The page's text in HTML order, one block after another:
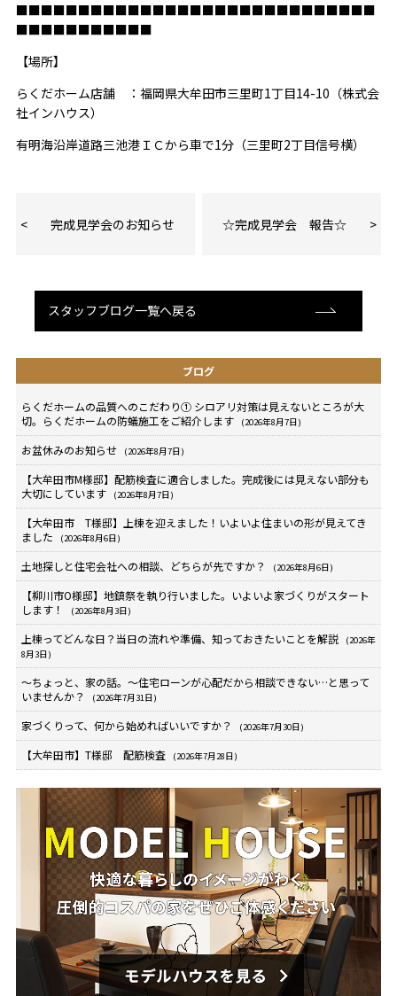
■■■■■■■■■■■■■■■■■■■■■■■■■■■■■
■■■■■■■■■■■
【場所】
らくだホーム店舗 ：福岡県大牟田市三里町1丁目14-10 （株式会
社インハウス）
有明海沿岸道路三池港ＩＣから車で1分（三里町2丁目信号横）
完成見学会のお知らせ ☆完成見学会 報告☆
スタッフブログ一覧へ戻る
ブログ
らくだホームの品質へのこだわり① シロアリ対策は見えないところが大
切。らくだホームの防蟻施工をご紹介します
(2026年8月7日)
お盆休みのお知らせ (2026年8月7日)
【大牟田市M様邸】配筋検査に適合しました。完成後には見えない部分も
大切にしています
(2026年8月7日)
【大牟田市 T様邸】上棟を迎えました！いよいよ住まいの形が見えてき
ました
(2026年8月6日)
土地探しと住宅会社への相談、どちらが先ですか？ (2026年8月6日)
【柳川市O様邸】地鎮祭を執り行いました。いよいよ家づくりがスタート
します！
(2026年8月3日)
上棟ってどんな日？当日の流れや準備、知っておきたいことを解説
(2026年
8月3日)
～ちょっと、家の話。～住宅ローンが心配だから相談できない…と思って
いませんか？
(2026年7月31日)
家づくりって、何から始めればいいですか？ (2026年7月30日)
【大牟田市】T様邸 配筋検査 (2026年7月28日)